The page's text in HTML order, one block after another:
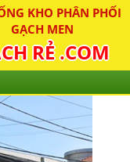
KHO PHÂN PHỐI
GẠCH MEN
RẺ .COM